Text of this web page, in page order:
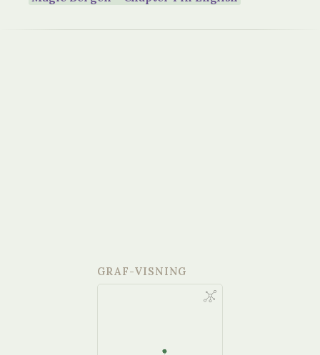
GRAF-VISNING